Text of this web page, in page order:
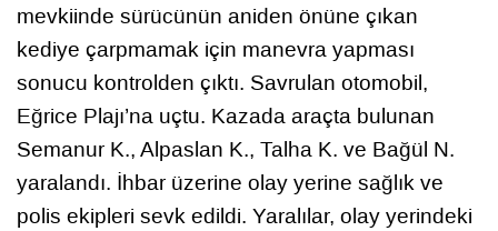
mevkiinde sürücünün aniden önüne çıkan
kediye çarpmamak için manevra yapması
sonucu kontrolden çıktı. Savrulan otomobil,
Eğrice Plajı’na uçtu. Kazada araçta bulunan
Semanur K., Alpaslan K., Talha K. ve Bağül N.
yaralandı. İhbar üzerine olay yerine sağlık ve
polis ekipleri sevk edildi. Yaralılar, olay yerindeki